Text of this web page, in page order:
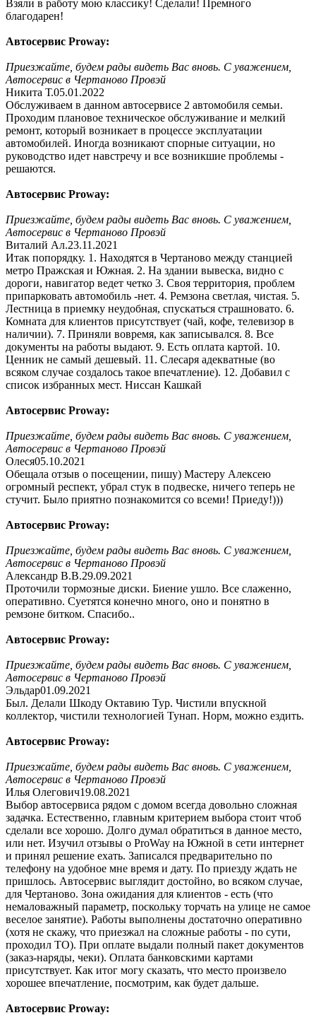
Взяли в работу мою классику! Сделали! Премного
благодарен!
Автосервис Proway:
Приезжайте, будем рады видеть Вас вновь. С уважением,
Автосервис в Чертаново Провэй
Никита Т.05.01.2022
Обслуживаем в данном автосервисе 2 автомобиля семьи.
Проходим плановое техническое обслуживание и мелкий
ремонт, который возникает в процессе эксплуатации
автомобилей. Иногда возникают спорные ситуации, но
руководство идет навстречу и все возникшие проблемы -
решаются.
Автосервис Proway:
Приезжайте, будем рады видеть Вас вновь. С уважением,
Автосервис в Чертаново Провэй
Виталий Ал.23.11.2021
Итак попорядку. 1. Находятся в Чертаново между станцией
метро Пражская и Южная. 2. На здании вывеска, видно с
дороги, навигатор ведет четко 3. Своя территория, проблем
припарковать автомобиль -нет. 4. Ремзона светлая, чистая. 5.
Лестница в приемку неудобная, спускаться страшновато. 6.
Комната для клиентов присутствует (чай, кофе, телевизор в
наличии). 7. Приняли вовремя, как записывался. 8. Все
документы на работы выдают. 9. Есть оплата картой. 10.
Ценник не самый дешевый. 11. Слесаря адекватные (во
всяком случае создалось такое впечатление). 12. Добавил с
список избранных мест. Ниссан Кашкай
Автосервис Proway:
Приезжайте, будем рады видеть Вас вновь. С уважением,
Автосервис в Чертаново Провэй
Олеся05.10.2021
Обещала отзыв о посещении, пишу) Мастеру Алексею
огромный респект, убрал стук в подвеске, ничего теперь не
стучит. Было приятно познакомится со всеми! Приеду!)))
Автосервис Proway:
Приезжайте, будем рады видеть Вас вновь. С уважением,
Автосервис в Чертаново Провэй
Александр В.В.29.09.2021
Проточили тормозные диски. Биение ушло. Все слаженно,
оперативно. Суетятся конечно много, оно и понятно в
ремзоне битком. Спасибо..
Автосервис Proway:
Приезжайте, будем рады видеть Вас вновь. С уважением,
Автосервис в Чертаново Провэй
Эльдар01.09.2021
Был. Делали Шкоду Октавию Тур. Чистили впускной
коллектор, чистили технологией Тунап. Норм, можно ездить.
Автосервис Proway:
Приезжайте, будем рады видеть Вас вновь. С уважением,
Автосервис в Чертаново Провэй
Илья Олегович19.08.2021
Выбор автосервиса рядом с домом всегда довольно сложная
задачка. Естественно, главным критерием выбора стоит чтоб
сделали все хорошо. Долго думал обратиться в данное место,
или нет. Изучил отзывы о ProWay на Южной в сети интернет
и принял решение ехать. Записался предварительно по
телефону на удобное мне время и дату. По приезду ждать не
пришлось. Автосервис выглядит достойно, во всяком случае,
для Чертаново. Зона ожидания для клиентов - есть (что
немаловажный параметр, поскольку торчать на улице не самое
веселое занятие). Работы выполнены достаточно оперативно
(хотя не скажу, что приезжал на сложные работы - по сути,
проходил ТО). При оплате выдали полный пакет документов
(заказ-наряды, чеки). Оплата банковскими картами
присутствует. Как итог могу сказать, что место произвело
хорошее впечатление, посмотрим, как будет дальше.
Автосервис Proway: